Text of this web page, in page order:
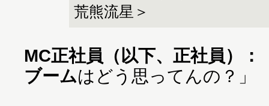
荒熊流星＞
MC正社員（以下、正社員）：
ブームはどう思ってんの？」